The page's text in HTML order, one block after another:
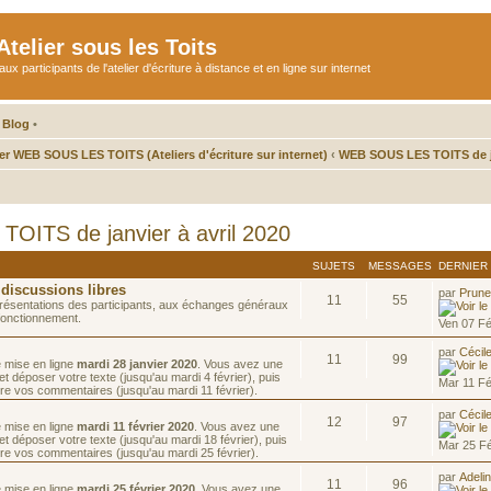
sous les Toits
participants de l'atelier d'écriture à distance et en ligne sur internet
Blog •
WEB SOUS LES TOITS (Ateliers d'écriture sur internet) ‹ WEB SOUS LES TOITS
de janvier à avril 2020
SUJETS MESSAGES
libres
des participants, aux échanges généraux
11 55 par
Ven 07
mise en ligne mardi 28 janvier 2020 . Vous avez une
déposer votre texte (jusqu'au mardi 4 février), puis
vos commentaires (jusqu'au mardi 11 février).
11 99 par
Mar 11
mise en ligne mardi 11 février 2020 . Vous avez une
déposer votre texte (jusqu'au mardi 18 février), puis
vos commentaires (jusqu'au mardi 25 février).
12 97 par
Mar 25
mise en ligne mardi 25 février 2020 . Vous avez une 11 96 par